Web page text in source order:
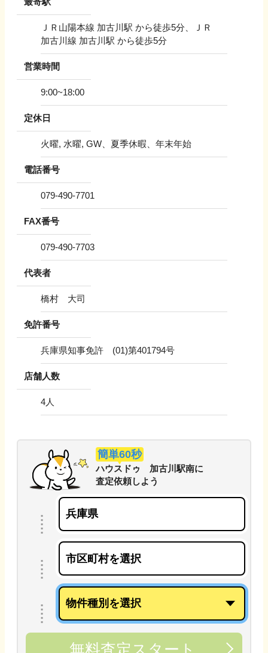
ＪＲ山陽本線 加古川駅 から徒歩5分、ＪＲ
加古川線 加古川駅 から徒歩5分
営業時間
9:00~18:00
定休日
火曜, 水曜, GW、夏季休暇、年末年始
電話番号
079-490-7701
FAX番号
079-490-7703
代表者
橋村 大司
免許番号
兵庫県知事免許 (01)第401794号
店舗人数
4人
簡単60秒
ハウスドゥ 加古川駅南に
査定依頼しよう
無料査定スタート